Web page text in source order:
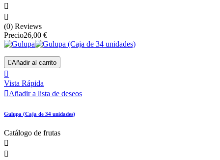


(0) Reviews
Precio26,00 €
Añadir al carrito

Vista Rápida
Añadir a lista de deseos
Gulupa (Caja de 34 unidades)
Catálogo de frutas

